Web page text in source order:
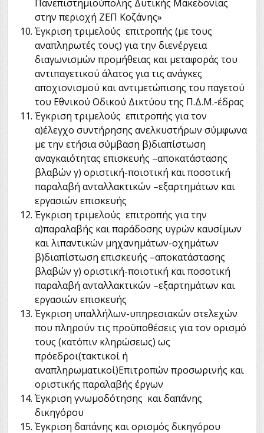
Πανεπιστημιούπολης Δυτικής Μακεδονίας
στην περιοχή ΖΕΠ Κοζάνης»
Έγκριση τριμελούς επιτροπής (με τους
αναπληρωτές τους) για την διενέργεια
διαγωνισμών προμήθειας και μεταφοράς του
αντιπαγετικού άλατος για τις ανάγκες
αποχιονισμού και αντιμετώπισης του παγετού
του Εθνικού Οδικού Δικτύου της Π.Δ.Μ.-έδρας
Έγκριση τριμελούς επιτροπής για τον
α)έλεγχο συντήρησης ανελκυστήρων σύμφωνα
με την ετήσια σύμβαση β)διαπίστωση
αναγκαιότητας επισκευής –αποκατάστασης
βλαβών γ) οριστική-ποιοτική και ποσοτική
παραλαβή ανταλλακτικών –εξαρτημάτων και
εργασιών επισκευής
Έγκριση τριμελούς επιτροπής για την
α)παραλαβής και παράδοσης υγρών καυσίμων
και λιπαντικών μηχανημάτων-οχημάτων
β)διαπίστωση επισκευής –αποκατάστασης
βλαβών γ) οριστική-ποιοτική και ποσοτική
παραλαβή ανταλλακτικών –εξαρτημάτων και
εργασιών επισκευής
Έγκριση υπαλλήλων-υπηρεσιακών στελεχών
που πληρούν τις προϋποθέσεις για τον ορισμό
τους (κατόπιν κληρώσεως) ως
πρόεδροι(τακτικοί ή
αναπληρωματικοί)Επιτροπών προσωρινής και
οριστικής παραλαβής έργων
Έγκριση γνωμοδότησης και δαπάνης
δικηγόρου
Έγκριση δαπάνης και ορισμός δικηγόρου